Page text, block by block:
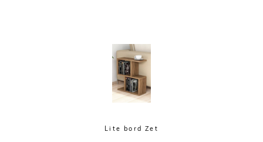
Lite bord Zet